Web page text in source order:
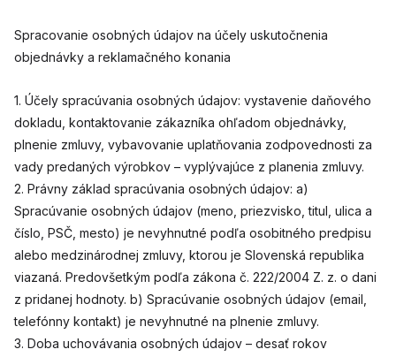
Spracovanie osobných údajov na účely uskutočnenia
objednávky a reklamačného konania
1. Účely spracúvania osobných údajov: vystavenie daňového
dokladu, kontaktovanie zákazníka ohľadom objednávky,
plnenie zmluvy, vybavovanie uplatňovania zodpovednosti za
vady predaných výrobkov – vyplývajúce z planenia zmluvy.
2. Právny základ spracúvania osobných údajov: a)
Spracúvanie osobných údajov (meno, priezvisko, titul, ulica a
číslo, PSČ, mesto) je nevyhnutné podľa osobitného predpisu
alebo medzinárodnej zmluvy, ktorou je Slovenská republika
viazaná. Predovšetkým podľa zákona č. 222/2004 Z. z. o dani
z pridanej hodnoty. b) Spracúvanie osobných údajov (email,
telefónny kontakt) je nevyhnutné na plnenie zmluvy.
3. Doba uchovávania osobných údajov – desať rokov